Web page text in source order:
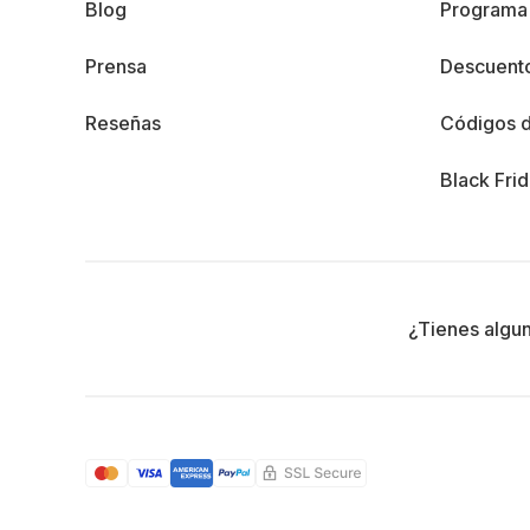
Blog
Prensa
Reseñas Códigos
Black
¿Tienes